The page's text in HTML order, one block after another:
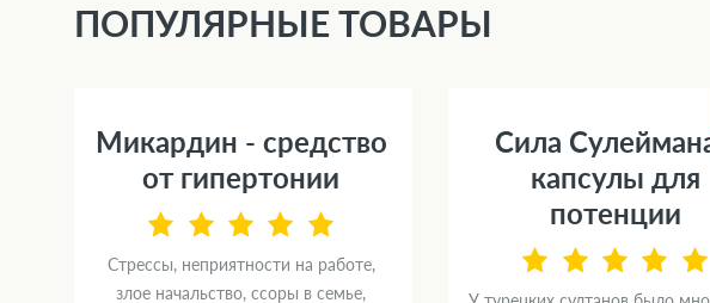
ПОПУЛЯРНЫЕ ТОВАРЫ
Микардин - средство
от гипертонии
Стрессы, неприятности на работе,
злое начальство, ссоры в семье,
Сила
капсулы для
потенции